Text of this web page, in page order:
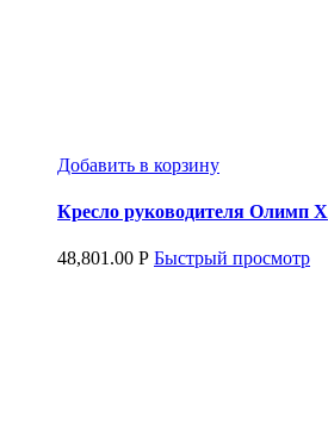
Добавить в корзину
Кресло руководителя Олимп Х
48,801.00 Р Быстрый просмотр